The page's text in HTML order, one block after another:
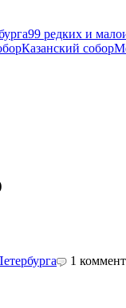
99 редких и
Казанский собор
1